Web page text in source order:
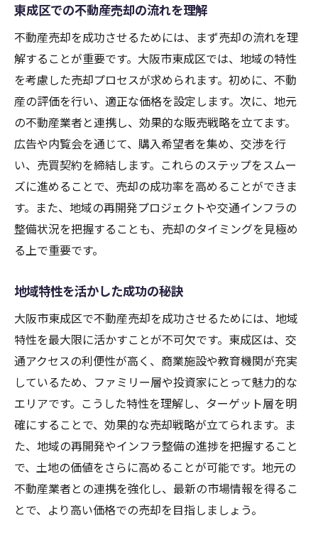
高値売却に向けた土地の活用術
有効な土地活用のプランとは
土地の特性を活かした売却方法
地域のニーズに合わせた土地活用
不動産売却のための資産活用法
東成区の不動産市場を理解して売却
地域市場を理解した売却戦略
不動産市場の動向を見極める
東成区の不動産市場特性を分析
市場の変化に対応した売却計画
地域市場に基づいた売却アプローチ
地元業者との連携で高値売却
地域密着型の売却成功事例
不動産業者選びのポイント
地元業者とのパートナーシップ
業者との関係がもたらす売却効果
地域の専門家と連携する重要性
交通インフラが鍵！東成区の土地売却
交通インフラの整備状況を理解
交通アクセスが土地価値に与える影響
東成区での不動産売却の流れを理解
不動産売却を成功させるためには、まず売却の流れを理
解することが重要です。大阪市東成区では、地域の特性
を考慮した売却プロセスが求められます。初めに、不動
産の評価を行い、適正な価格を設定します。次に、地元
の不動産業者と連携し、効果的な販売戦略を立てます。
広告や内覧会を通じて、購入希望者を集め、交渉を行
い、売買契約を締結します。これらのステップをスムー
ズに進めることで、売却の成功率を高めることができま
す。また、地域の再開発プロジェクトや交通インフラの
整備状況を把握することも、売却のタイミングを見極め
る上で重要です。
地域特性を活かした成功の秘訣
大阪市東成区で不動産売却を成功させるためには、地域
特性を最大限に活かすことが不可欠です。東成区は、交
通アクセスの利便性が高く、商業施設や教育機関が充実
しているため、ファミリー層や投資家にとって魅力的な
エリアです。こうした特性を理解し、ターゲット層を明
確にすることで、効果的な売却戦略が立てられます。ま
た、地域の再開発やインフラ整備の進捗を把握すること
で、土地の価値をさらに高めることが可能です。地元の
不動産業者との連携を強化し、最新の市場情報を得るこ
とで、より高い価格での売却を目指しましょう。